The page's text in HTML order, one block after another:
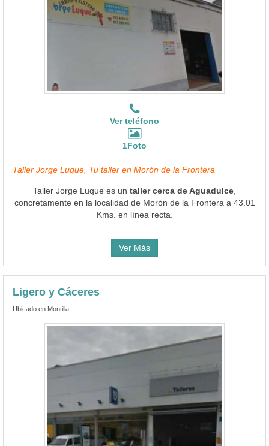
Ver teléfono
1Foto
Taller Jorge Luque, Tu taller en Morón de la Frontera
Taller Jorge Luque es un taller cerca de Aguadulce
concretamente en la localidad de Morón de la Frontera a 43.01
Kms. en línea recta.
Ver Más
Ligero y Cáceres
Ubicado en Montilla